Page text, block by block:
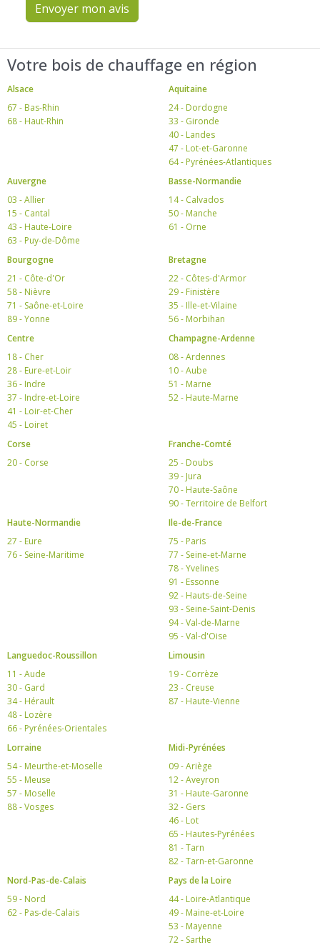
Envoyer mon avis
Votre bois de chauffage en région
Alsace
67 - Bas-Rhin
68 - Haut-Rhin
Aquitaine
24 - Dordogne
33 - Gironde
40 - Landes
47 - Lot-et-Garonne
64 - Pyrénées-Atlantiques
Auvergne
03 - Allier
15 - Cantal
43 - Haute-Loire
63 - Puy-de-Dôme
Basse-Normandie
14 - Calvados
50 - Manche
61 - Orne
Bourgogne
21 - Côte-d'Or
58 - Nièvre
71 - Saône-et-Loire
89 - Yonne
Bretagne
22 - Côtes-d'Armor
29 - Finistère
35 - Ille-et-Vilaine
56 - Morbihan
Centre
18 - Cher
28 - Eure-et-Loir
36 - Indre
37 - Indre-et-Loire
41 - Loir-et-Cher
45 - Loiret
Champagne-Ardenne
08 - Ardennes
10 - Aube
51 - Marne
52 - Haute-Marne
Corse
20 - Corse
Franche-Comté
25 - Doubs
39 - Jura
70 - Haute-Saône
90 - Territoire de Belfort
Haute-Normandie
27 - Eure
76 - Seine-Maritime
Ile-de-France
75 - Paris
77 - Seine-et-Marne
78 - Yvelines
91 - Essonne
92 - Hauts-de-Seine
93 - Seine-Saint-Denis
94 - Val-de-Marne
95 - Val-d'Oise
Languedoc-Roussillon
11 - Aude
30 - Gard
34 - Hérault
48 - Lozère
66 - Pyrénées-Orientales
Limousin
19 - Corrèze
23 - Creuse
87 - Haute-Vienne
Lorraine
54 - Meurthe-et-Moselle
55 - Meuse
57 - Moselle
88 - Vosges
Midi-Pyrénées
09 - Ariège
12 - Aveyron
31 - Haute-Garonne
32 - Gers
46 - Lot
65 - Hautes-Pyrénées
81 - Tarn
82 - Tarn-et-Garonne
Nord-Pas-de-Calais
59 - Nord
62 - Pas-de-Calais
Pays de la Loire
44 - Loire-Atlantique
49 - Maine-et-Loire
53 - Mayenne
72 - Sarthe